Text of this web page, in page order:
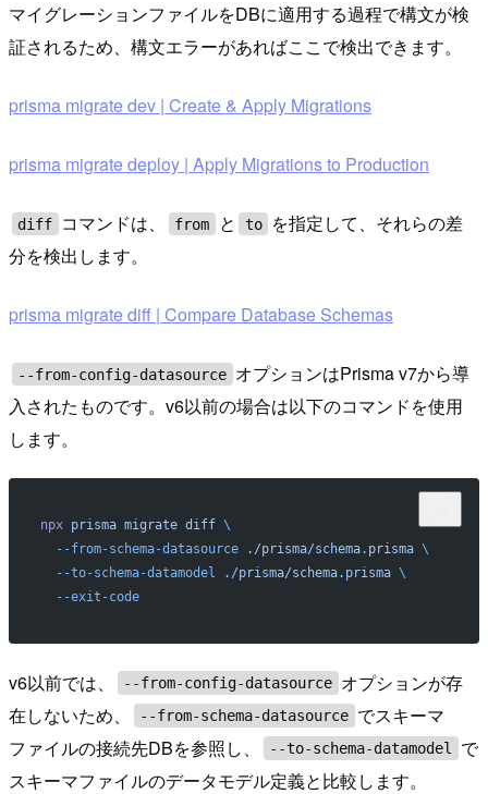
マイグレーションファイルをDBに適用する過程で構文が検
証されるため、構文エラーがあればここで検出できます。
prisma migrate dev | Create & Apply Migrations
prisma migrate deploy | Apply Migrations to Production
diff コマンドは、 from と to
を指定して、それらの差
分を検出します。
prisma migrate diff | Compare Database Schemas
--from-config-datasource オプションはPrisma v7から導
入されたものです。v6以前の場合は以下のコマンドを使用
します。
npx prisma migrate diff \
  --from-schema-datasource
./prisma/schema.prisma \
  --to-schema-datamodel
./prisma/schema.prisma \
  --exit-code
v6以前では、 --from-config-datasource オプションが存
在しないため、
--from-schema-datasource でスキーマ
ファイルの接続先DBを参照し、
--to-schema-datamodel
で
スキーマファイルのデータモデル定義と比較します。